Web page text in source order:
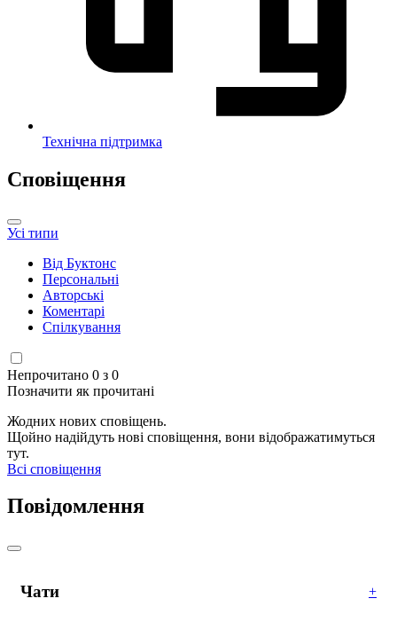
Технічна підтримка
Сповіщення
Усі типи
Від Буктонс
Персональні
Авторські
Коментарі
Спілкування
Непрочитано 0 з 0
Позначити як прочитані
Жодних нових сповіщень.
Щойно надійдуть нові сповіщення, вони відображатимуться
тут.
Всі сповіщення
Повідомлення
Чати +